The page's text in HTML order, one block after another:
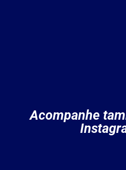
Acompanhe